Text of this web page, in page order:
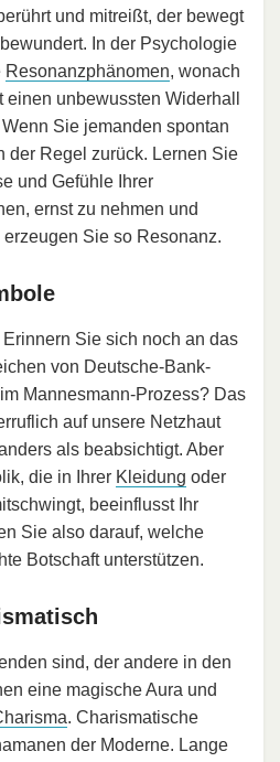
und mitreißt, der bewegt
In der Psychologie
Resonanzphänomen, wonach
unbewussten Widerhall
Sie jemanden spontan
der Regel zurück. Lernen Sie
und Gefühle Ihrer
ernst zu nehmen und
Sie so Resonanz.
Sie sich noch an das
von Deutsche-Bank-
Mannesmann-Prozess? Das
auf unsere Netzhaut
als beabsichtigt. Aber
die in Ihrer Kleidung oder
beeinflusst Ihr
Sie also darauf, welche
Botschaft unterstützen.
sind, der andere in den
eine magische Aura und
. Charismatische
der Moderne. Lange